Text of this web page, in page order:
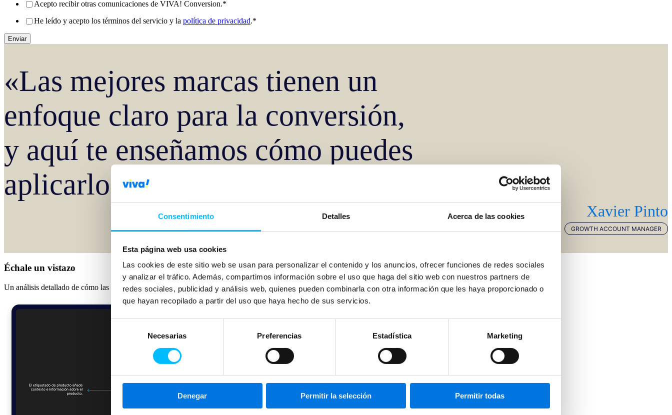
Consentimiento Detalles Acerca de las cookies
Esta página web usa cookies
Las cookies de este sitio web se usan para personalizar el contenido y los anuncios, ofrecer funciones de redes sociales
y analizar el tráfico. Además, compartimos información sobre el uso que haga del sitio web con nuestros partners de
redes sociales, publicidad y análisis web, quienes pueden combinarla con otra información que les haya proporcionado o
que hayan recopilado a partir del uso que haya hecho de sus servicios.
consentimiento
Necesarias Preferencias Estadística Marketing
Denegar Permitir la selección Permitir todas
Acepto recibir otras comunicaciones de VIVA! Conversion.*
He leído y acepto los términos del servicio y la política de privacidad.*
«Las mejores marcas tienen un
enfoque claro para la conversión,
y aquí te enseñamos cómo puedes
aplicarlo»
Xavier Pinto
GROWTH ACCOUNT MANAGER
Échale un vistazo
Un análisis detallado de cómo las marcas líderes de calzado optimizan sus páginas de producto para maximizar las ventas. Es el momento de aprender de los mejores.